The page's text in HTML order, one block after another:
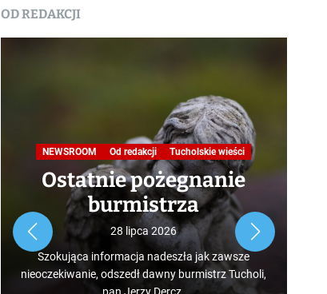
OD REDAKCJI
NEWSROOM Od redakcji Tucholskie wieści
Ostatnie pożegnanie
burmistrza
28 lipca 2026
Szokująca informacja nadeszła jak zawsze
nieoczekiwanie, odszedł dawny burmistrz Tucholi,